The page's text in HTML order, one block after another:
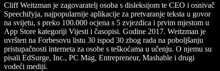
Cliff Weitzman je zagovaratelj osoba s disleksijom te CEO i osnivač
Speechifyja, najpopularnije aplikacije za pretvaranje teksta u govor
na svijetu, s preko 100.000 ocjena s 5 zvjezdica i prvim mjestom u
App Store kategoriji Vijesti i časopisi. Godine 2017. Weitzman je
uvršten na Forbesovu listu 30 ispod 30 zbog rada na poboljšanju
pristupačnosti interneta za osobe s teškoćama u učenju. O njemu su
pisali EdSurge, Inc., PC Mag, Entrepreneur, Mashable i drugi
vodeći mediji.